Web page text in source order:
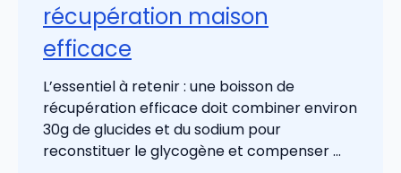
récupération maison
efficace
L’essentiel à retenir : une boisson de
récupération efficace doit combiner environ
30g de glucides et du sodium pour
reconstituer le glycogène et compenser ...